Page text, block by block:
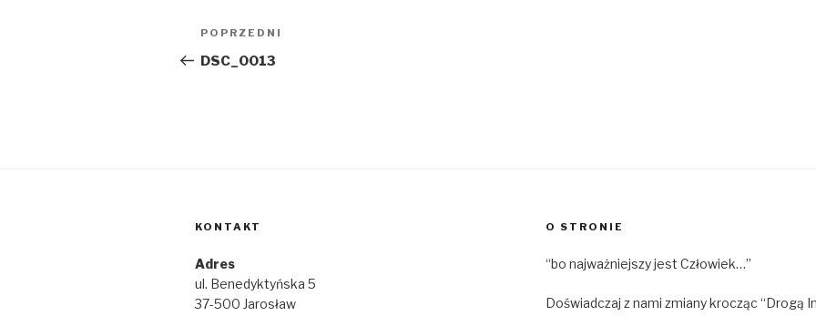
Nawigacja
wpisu
Poprzedni
wpis
POPRZEDNI
DSC_0013
KONTAKT
Adres
ul. Benedyktyńska 5
37-500 Jarosław
O STRONIE
“bo najważniejszy jest Człowiek…”
Doświadczaj z nami zmiany krocząc “Drogą